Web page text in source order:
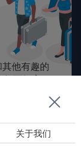
他有趣的
行更便宜！
关于我们